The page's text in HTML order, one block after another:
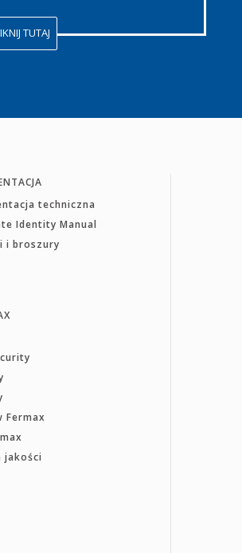
TUTAJ
techniczna
Identity Manual
i broszury
Fermax
jakości